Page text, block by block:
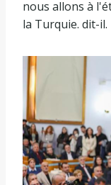
nous allons à
la Turquie. dit-il.